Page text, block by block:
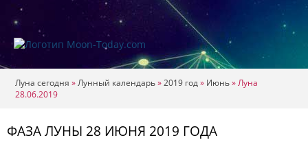
Луна сегодня »Лунный календарь»2019 год» Июнь»Луна
28.06.2019
ФАЗА ЛУНЫ 28 ИЮНЯ 2019 ГОДА